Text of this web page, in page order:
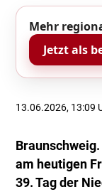
Mehr
Jetzt als
13.06.2026, 13:09
am heutigen
39. Tag der